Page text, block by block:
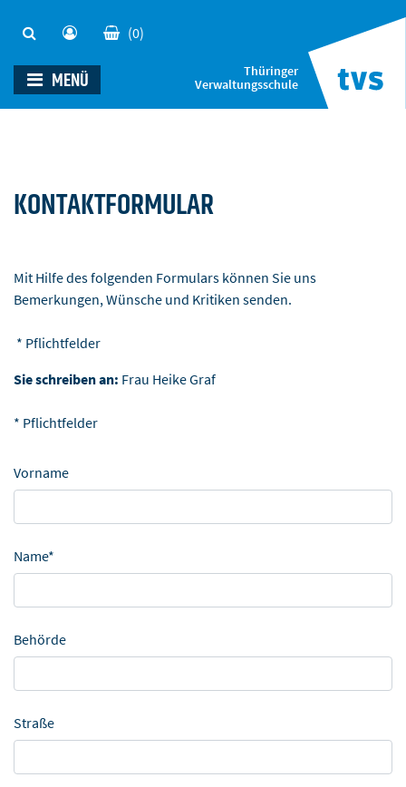
Thüringer
Verwaltungsschule
(0)
MENÜ
KONTAKTFORMULAR
Mit Hilfe des folgenden Formulars können Sie uns
Bemerkungen, Wünsche und Kritiken senden.
* Pflichtfelder
Sie schreiben an: Frau Heike Graf
* Pflichtfelder
Vorname
Name*
Behörde
Straße